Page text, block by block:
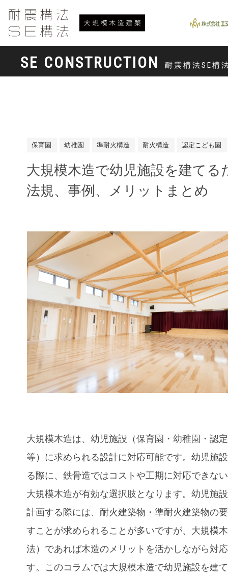
SE CONSTRUCTION 耐震構法SE構
保育園 幼稚園 準耐火構造 耐火構造 認定こども園
大規模木造で幼児施設を建てる
法規、事例、メリットまとめ
大規模木造は、幼児施設（保育園・幼稚園・認
等）に求められる設計に対応可能です。幼児施
る際に、鉄骨造ではコストや工期に対応できな
大規模木造が有効な選択肢となります。幼児施
計画する際には、耐火建築物・準耐火建築物の
すことが求められることが多いですが、大規模
法）であれば木造のメリットを活かしながら対
す。 このコラムでは大規模木造で幼児施設を建